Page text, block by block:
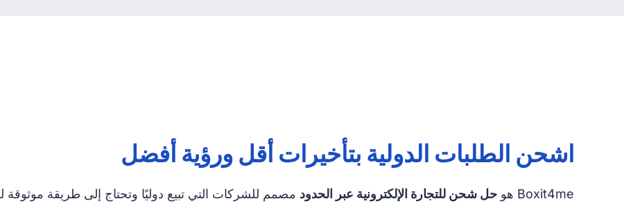
اشحن الطلبات الدولية بتأخيرات أقل ورؤية أفضل
Boxit4me هو حل شحن للتجارة الإلكترونية عبر الحدود مصمم للشركات التي تبيع دوليًا وتحتاج إلى طريقة موثوقة